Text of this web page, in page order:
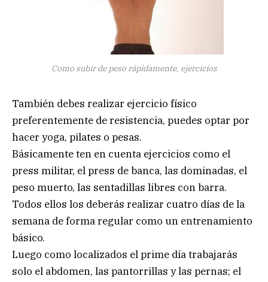
Como subir de peso rápidamente, ejercicios
También debes realizar ejercicio físico
preferentemente de resistencia, puedes optar por
hacer yoga, pilates o pesas.
Básicamente ten en cuenta ejercicios como el
press militar, el press de banca, las dominadas, el
peso muerto, las sentadillas libres con barra.
Todos ellos los deberás realizar cuatro días de la
semana de forma regular como un entrenamiento
básico.
Luego como localizados el prime día trabajarás
solo el abdomen, las pantorrillas y las pernas; el